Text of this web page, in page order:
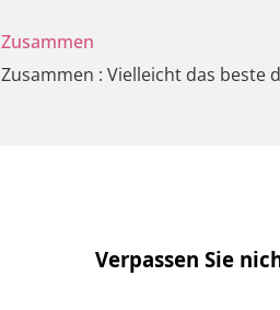
Zusammen
Zusammen : Vielleicht das beste
Verpassen Sie